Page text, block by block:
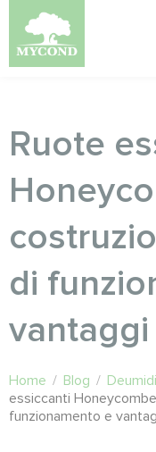
Ruote
di
Home / Blog /
essiccanti
funzionamento e